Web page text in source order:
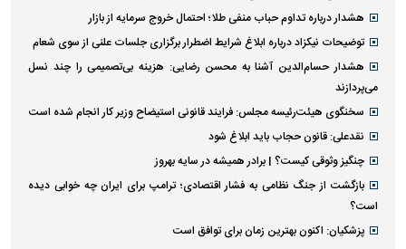
هشدار درباره تداوم حباب منفی طلا؛ احتمال خروج سرمایه از بازار
توضیحات نیکزاد درباره ابلاغ شرایط اضطرار برگزاری جلسات علنی از سوی شعام
هشدار حسام‌الدین آشنا به محسن رضایی: هزینه بی‌تصمیمی را چند نسل
می‌پردازند
سخنگوی هیئت‌رئیسه مجلس: فرایند قانونی استیضاح وزیر کار انجام شده است
نقدعلی: قانون حجاب باید ابلاغ شود
چنگیز وثوقی کیست؟ | برادر همیشه در سایه بهروز
بازگشت از جنگ نظامی به فشار اقتصادی؛ ترامپ برای ایران چه خوابی دیده
است؟
پزشکیان: اکنون بهترین زمان برای توافق است